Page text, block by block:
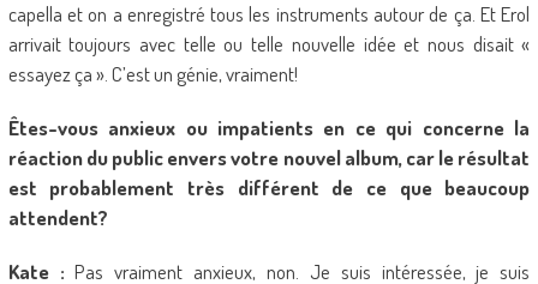
capella et on a enregistré tous les instruments autour de ça. Et Erol
arrivait toujours avec telle ou telle nouvelle idée et nous disait «
essayez ça ». C’est un génie, vraiment!
Êtes-vous anxieux ou impatients en ce qui concerne la
réaction du public envers votre nouvel album, car le résultat
est probablement très différent de ce que beaucoup
attendent?
Kate : Pas vraiment anxieux, non. Je suis intéressée, je suis